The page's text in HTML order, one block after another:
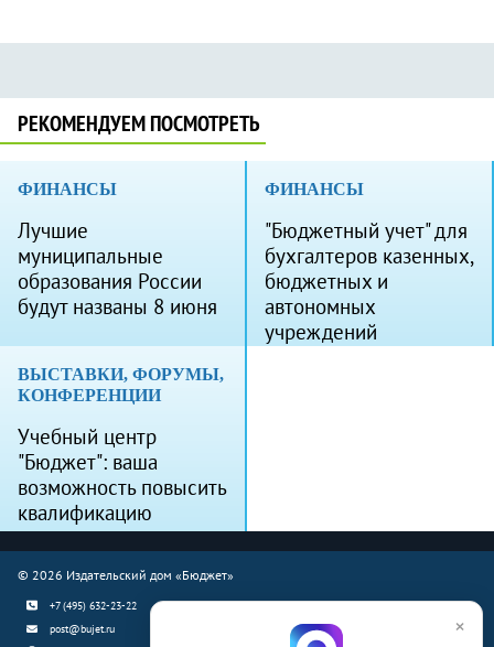
РЕКОМЕНДУЕМ ПОСМОТРЕТЬ
ФИНАНСЫ
Лучшие
муниципальные
образования России
будут названы 8 июня
ФИНАНСЫ
"Бюджетный учет" для
бухгалтеров казенных,
бюджетных и
автономных
учреждений
ВЫСТАВКИ, ФОРУМЫ,
КОНФЕРЕНЦИИ
Учебный центр
"Бюджет": ваша
возможность повысить
квалификацию
© 2026 Издательский дом «Бюджет»
+7 (495) 632-23-22
post@bujet.ru
×